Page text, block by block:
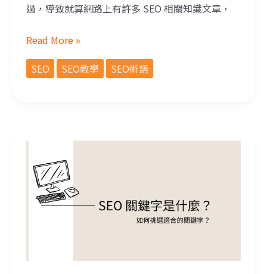
過，導致就算網路上有許多 SEO 相關知識文章，
Read More »
SEO
SEO教學 SEO術語
SEO 關鍵字是什麼？如何挑選適合的關鍵字？